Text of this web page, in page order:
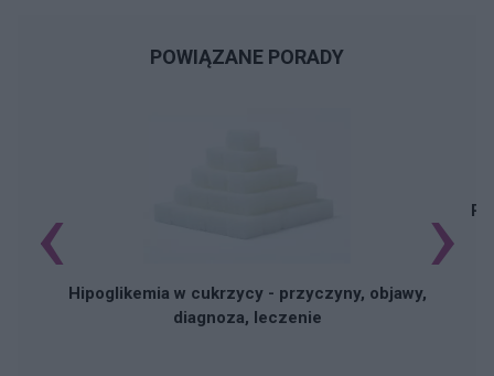
POWIĄZANE PORADY
Hipoglikemia w cukrzycy - przyczyny, objawy,
diagnoza, leczenie
‹ ›